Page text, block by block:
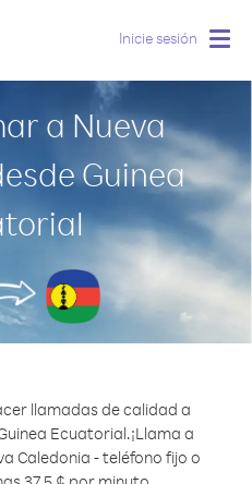
Inicie sesión
a Nueva
Guinea
llamadas de calidad a
Ecuatorial.¡Llama a
Caledonia - teléfono fijo o